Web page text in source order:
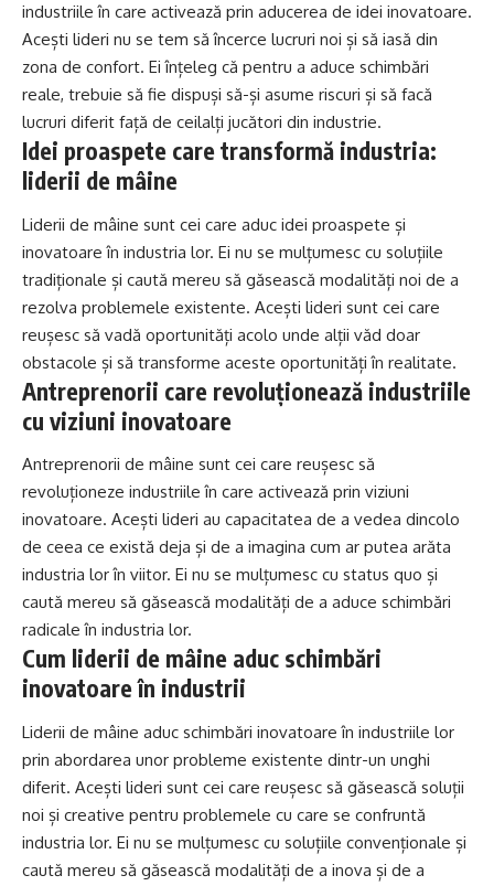
industriile în care activează prin aducerea de idei inovatoare.
Acești lideri nu se tem să încerce lucruri noi și să iasă din
zona de confort. Ei înțeleg că pentru a aduce schimbări
reale, trebuie să fie dispuși să-și asume riscuri și să facă
lucruri diferit față de ceilalți jucători din industrie.
Idei proaspete care transformă industria:
liderii de mâine
Liderii de mâine sunt cei care aduc idei proaspete și
inovatoare în industria lor. Ei nu se mulțumesc cu soluțiile
tradiționale și caută mereu să găsească modalități noi de a
rezolva problemele existente. Acești lideri sunt cei care
reușesc să vadă oportunități acolo unde alții văd doar
obstacole și să transforme aceste oportunități în realitate.
Antreprenorii care revoluționează industriile
cu viziuni inovatoare
Antreprenorii de mâine sunt cei care reușesc să
revoluționeze industriile în care activează prin viziuni
inovatoare. Acești lideri au capacitatea de a vedea dincolo
de ceea ce există deja și de a imagina cum ar putea arăta
industria lor în viitor. Ei nu se mulțumesc cu status quo și
caută mereu să găsească modalități de a aduce schimbări
radicale în industria lor.
Cum liderii de mâine aduc schimbări
inovatoare în industrii
Liderii de mâine aduc schimbări inovatoare în industriile lor
prin abordarea unor probleme existente dintr-un unghi
diferit. Acești lideri sunt cei care reușesc să găsească soluții
noi și creative pentru problemele cu care se confruntă
industria lor. Ei nu se mulțumesc cu soluțiile convenționale și
caută mereu să găsească modalități de a inova și de a